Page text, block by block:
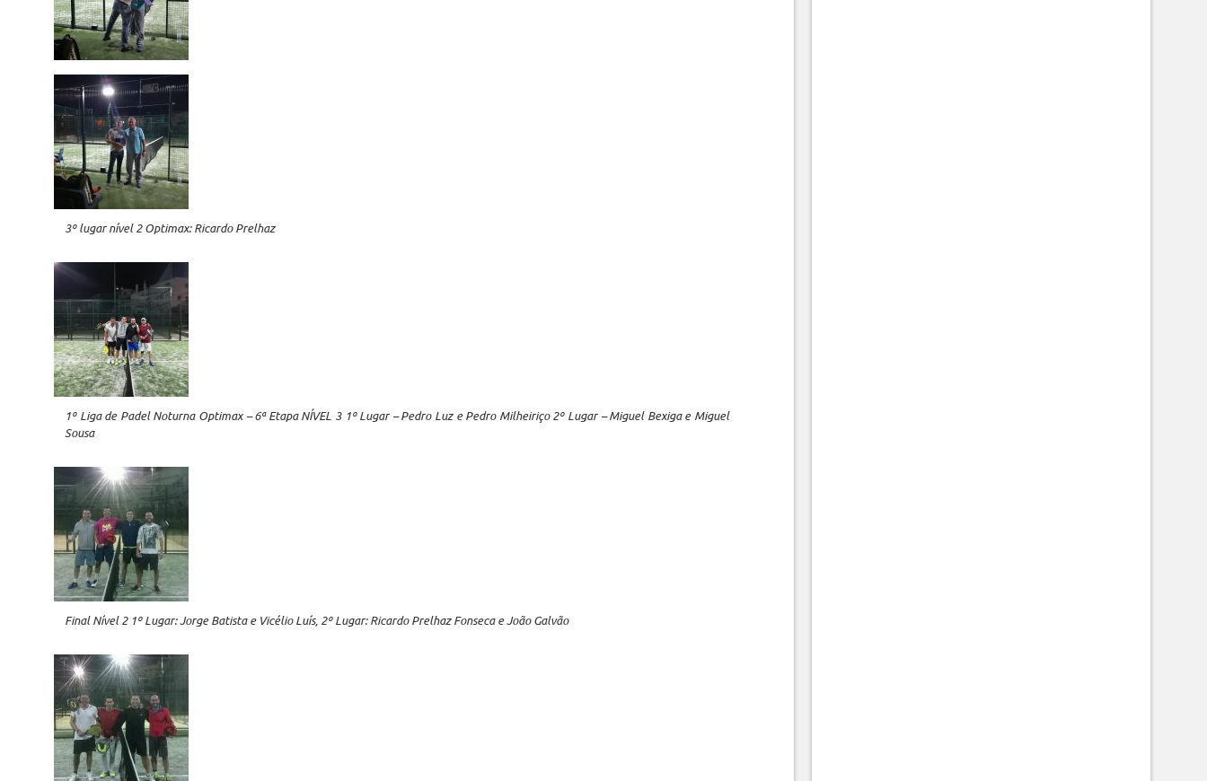
3º lugar nível 2 Optimax: Ricardo Prelhaz
1º Liga de Padel Noturna Optimax – 6ª Etapa NÍVEL 3 1º Lugar – Pedro Luz e Pedro Milheiriço 2º Lugar – Miguel Bexiga e Miguel
Sousa
Final Nível 2 1º Lugar: Jorge Batista e Vicélio Luís, 2º Lugar: Ricardo Prelhaz Fonseca e João Galvão